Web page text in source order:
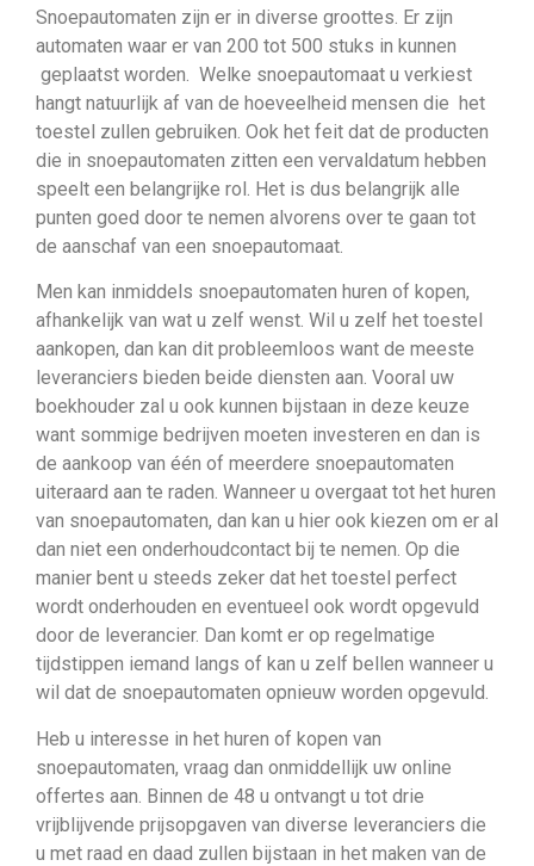
Snoepautomaten zijn er in diverse groottes. Er zijn
automaten waar er van 200 tot 500 stuks in kunnen
geplaatst worden. Welke snoepautomaat u verkiest
hangt natuurlijk af van de hoeveelheid mensen die het
toestel zullen gebruiken. Ook het feit dat de producten
die in snoepautomaten zitten een vervaldatum hebben
speelt een belangrijke rol. Het is dus belangrijk alle
punten goed door te nemen alvorens over te gaan tot
de aanschaf van een snoepautomaat.
Men kan inmiddels snoepautomaten huren of kopen,
afhankelijk van wat u zelf wenst. Wil u zelf het toestel
aankopen, dan kan dit probleemloos want de meeste
leveranciers bieden beide diensten aan. Vooral uw
boekhouder zal u ook kunnen bijstaan in deze keuze
want sommige bedrijven moeten investeren en dan is
de aankoop van één of meerdere snoepautomaten
uiteraard aan te raden. Wanneer u overgaat tot het huren
van snoepautomaten, dan kan u hier ook kiezen om er al
dan niet een onderhoudcontact bij te nemen. Op die
manier bent u steeds zeker dat het toestel perfect
wordt onderhouden en eventueel ook wordt opgevuld
door de leverancier. Dan komt er op regelmatige
tijdstippen iemand langs of kan u zelf bellen wanneer u
wil dat de snoepautomaten opnieuw worden opgevuld.
Heb u interesse in het huren of kopen van
snoepautomaten, vraag dan onmiddellijk uw online
offertes aan. Binnen de 48 u ontvangt u tot drie
vrijblijvende prijsopgaven van diverse leveranciers die
u met raad en daad zullen bijstaan in het maken van de